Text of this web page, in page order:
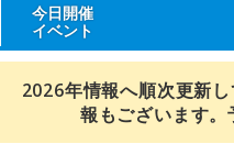
今日開催
イベント
2026年情報へ順次更新
報もございます。